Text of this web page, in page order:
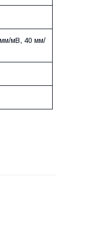
мВ, 40 мм/